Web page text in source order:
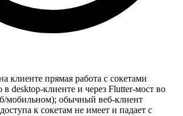
клиенте прямая работа с сокетами
в desktop-клиенте и через Flutter-мост во
мобильном); обычный веб-клиент
к сокетам не имеет и падает с